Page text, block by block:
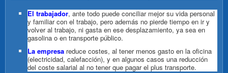
El trabajador, ante todo puede conciliar mejor su vida personal
y familiar con el trabajo, pero además no pierde tiempo en ir y
volver al trabajo, ni gasta en ese desplazamiento, ya sea en
gasolina o en transporte público.
La empresareduce costes, al tener menos gasto en la oficina
(electricidad, calefacción), y en algunos casos una reducción
del coste salarial al no tener que pagar el plus transporte.